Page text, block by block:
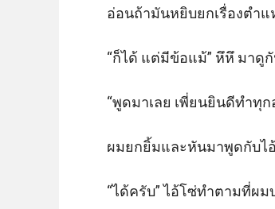
อ่อนถ้ามันหยิบยกเรื่องตำ
“ก็ได้ แต่มีข้อแม้” หึหึ มาดู
“พูดมาเลย เพี่ยนยินดีทำทุก
ผมยกยิ้มและหันมาพูดกับไอ้
“ได้ครับ” ไอ้โซ่ทำตามที่ผม